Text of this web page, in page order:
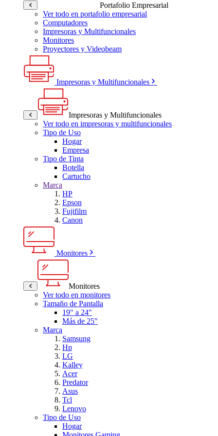
Portafolio Empresarial
Ver todo en portafolio empresarial
Computadores
Impresoras y Multifuncionales
Monitores
Proyectores y Videobeam
Impresoras y Multifuncionales
Impresoras y Multifuncionales
Ver todo en impresoras y multifuncionales
Tipo de Uso
Hogar
Empresa
Tipo de Tinta
Botella
Cartucho
Marca
HP
Epson
Fujifilm
Canon
Monitores
Monitores
Ver todo en monitores
Tamaño de Pantalla
19" a 24"
Más de 25"
Marca
Samsung
Hp
LG
Kalley
Acer
Predator
Asus
Tcl
Lenovo
Tipo de Uso
Hogar